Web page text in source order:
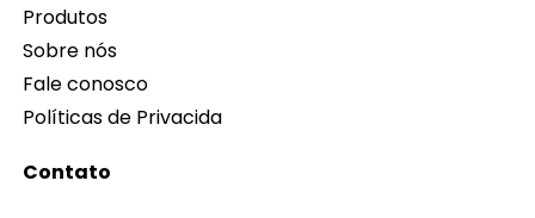
Produtos
Sobre nós
Fale conosco
Políticas de Privacida
Contato